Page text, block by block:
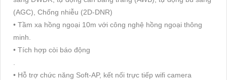
(AGC), Chống nhiễu (2D-DNR)
• Tầm xa hồng ngoại 10m với công nghệ hồng ngoại thông
minh.
• Tích hợp còi báo động
• Hỗ trợ chức năng Soft-AP, kết nối trực tiếp wifi camera